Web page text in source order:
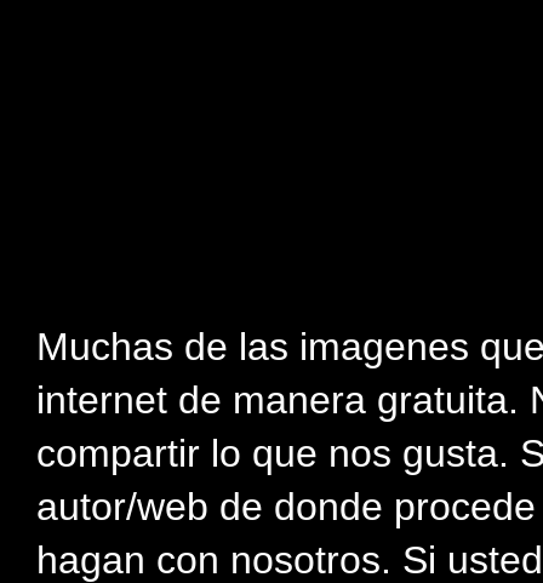
Muchas de las imagenes
internet de manera gratuita.
compartir lo que nos gusta.
autor/web de donde
hagan con nosotros. Si